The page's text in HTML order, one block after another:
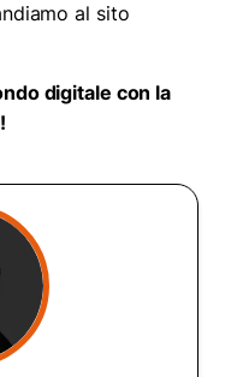
al sito
digitale con la
!